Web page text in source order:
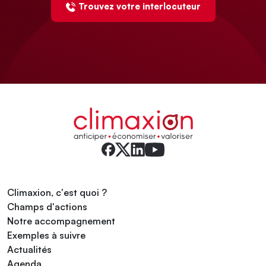
Trouvez votre interlocuteur
Climaxion, c'est quoi ?
Champs d'actions
Notre accompagnement
Exemples à suivre
Actualités
Agenda